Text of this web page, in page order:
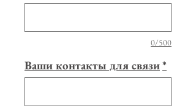
0/500
Ваши контакты для связи*